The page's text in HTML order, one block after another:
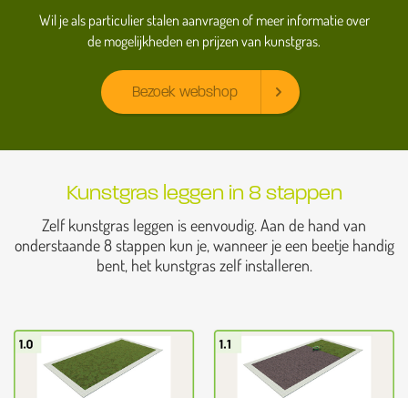
Wil je als particulier stalen aanvragen of meer informatie over
de mogelijkheden en prijzen van kunstgras.
Bezoek webshop
Kunstgras leggen in 8 stappen
Zelf kunstgras leggen is eenvoudig. Aan de hand van
onderstaande 8 stappen kun je, wanneer je een beetje handig
bent, het kunstgras zelf installeren.